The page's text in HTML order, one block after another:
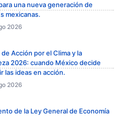
una nueva generación de
mexicanas.
2026
de Acción por el Clima y la
2026: cuando México decide
las ideas en acción.
2026
de la Ley General de Economía